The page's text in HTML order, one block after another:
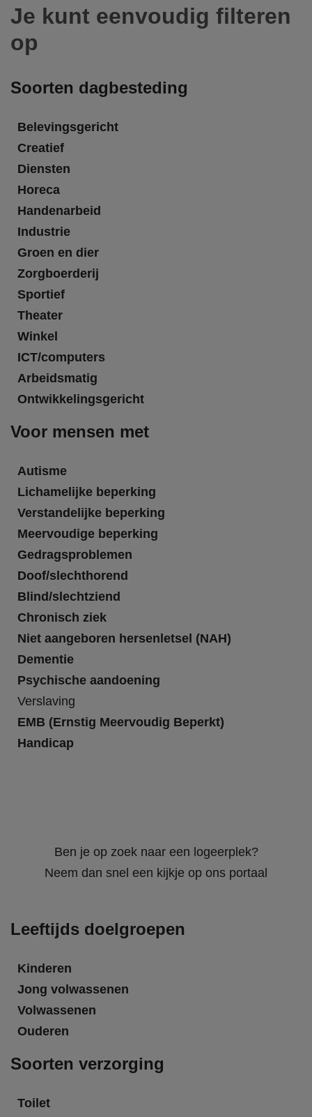
Je kunt eenvoudig filteren
op
Soorten dagbesteding
Belevingsgericht
Creatief
Diensten
Horeca
Handenarbeid
Industrie
Groen en dier
Zorgboerderij
Sportief
Theater
Winkel
ICT/computers
Arbeidsmatig
Ontwikkelingsgericht
Voor mensen met
Autisme
Lichamelijke beperking
Verstandelijke beperking
Meervoudige beperking
Gedragsproblemen
Doof/slechthorend
Blind/slechtziend
Chronisch ziek
Niet aangeboren hersenletsel (NAH)
Dementie
Psychische aandoening
Verslaving
EMB (Ernstig Meervoudig Beperkt)
Handicap
Ben je op zoek naar een logeerplek?
Neem dan snel een kijkje op ons portaal
Leeftijds doelgroepen
Kinderen
Jong volwassenen
Volwassenen
Ouderen
Soorten verzorging
Toilet